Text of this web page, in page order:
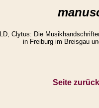
Clytus: Die
in Freiburg im Breisgau
Seite zurück